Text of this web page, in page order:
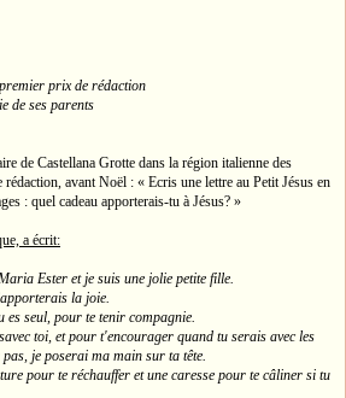
prix de rédaction
de ses parents
de Castellana Grotte dans la région italienne des
avant Noël : « Ecris une lettre au Petit Jésus en
: quel cadeau apporterais-tu à Jésus? »
a écrit:
Ester et je suis une jolie petite fille.
la joie.
es seul, pour te tenir compagnie.
toi, et pour t'encourager quand tu serais avec les
je poserai ma main sur ta tête.
pour te réchauffer et une caresse pour te câliner si tu